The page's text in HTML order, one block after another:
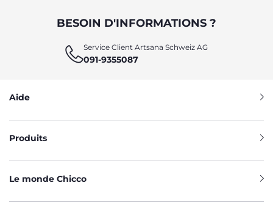
BESOIN D'INFORMATIONS ?
Service Client Artsana Schweiz AG
091-9355087
Aide
Produits
Le monde Chicco